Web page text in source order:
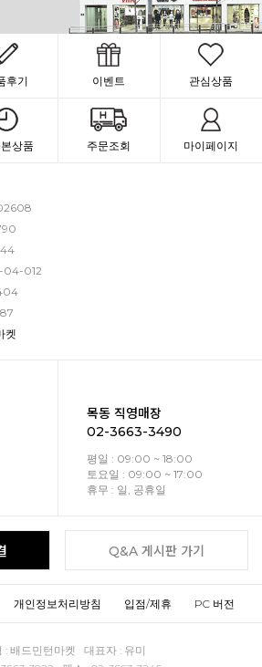
후기 이벤트 관심상품
상품 주문조회 마이페이지
04-012
켓
목동 직영매장
02-3663-3490
평일 : 09:00 ~ 18:00
토요일 : 09:00 ~ 17:00
휴무 : 일, 공휴일
Q&A 게시판 가기
개인정보처리방침 입점/제휴 PC 버전
: 배드민턴마켓 대표자 : 유미